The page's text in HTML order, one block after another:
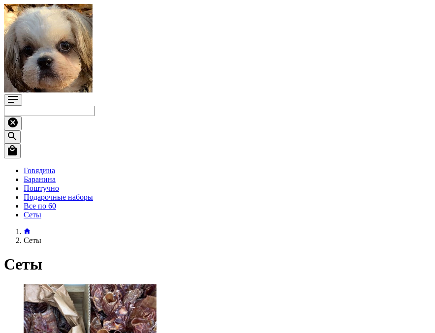
Говядина
Баранина
Поштучно
Подарочные наборы
Все по 60
Сеты
Сеты
Сеты